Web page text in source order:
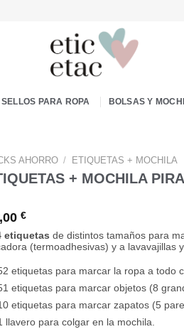
SELLOS PARA ROPA BOLSAS Y
AHORRO / ETIQUETAS + MOCHILA
+ MOCHILA
€
etiquetas de distintos tamaños para
(termoadhesivas) y a lavavajillas
etiquetas para marcar la ropa a todo
etiquetas para marcar objetos (8
etiquetas para marcar zapatos (5
llavero para colgar en la mochila.